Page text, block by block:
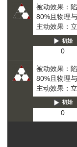
被动效果：
80% 且物理
主动效果：
初始
0
被动效果：
80% 且物理
主动效果：
初始
0